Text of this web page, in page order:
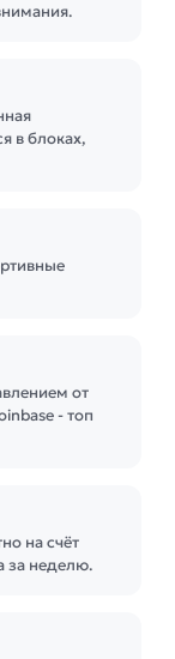
в блоках,
от
- топ
на счёт
за неделю.